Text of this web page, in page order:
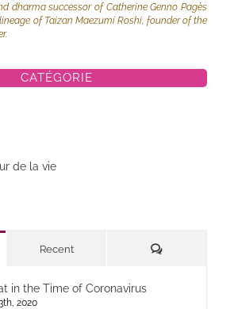
dharma successor of Catherine Genno Pagès
of Taizan Maezumi Roshi, founder of the
CATÉGORIE
de la vie
Recent Commentaires
in the Time of Coronavirus
2020